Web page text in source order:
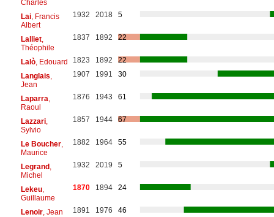
Charles
Lai, Francis
Albert
1932 2018 5
Lalliet,
Théophile
1837 1892 22
Lalò, Edouard 1823 1892
22
Langlais
Jean
1907 1991 30
Laparra
Raoul
1876 1943 61
Lazzari,
Sylvio
1857 1944 67
Le Boucher,
Maurice
1882 1964 55
Legrand,
Michel
1932 2019 5
Lekeu,
Guillaume
1870 1894 24
Lenoir, Jean 1891 1976
46